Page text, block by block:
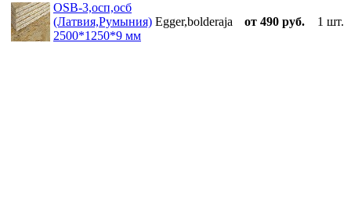
OSB-3,осп,осб
(Латвия,Румыния)
2500*1250*9 мм
Egger,bolderaja от 490 руб. 1 шт.